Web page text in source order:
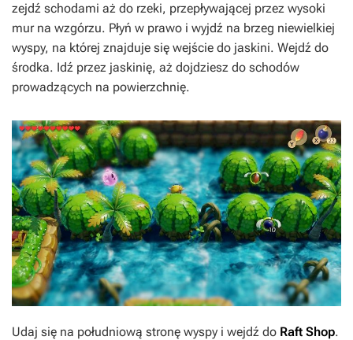
zejdź schodami aż do rzeki, przepływającej przez wysoki
mur na wzgórzu. Płyń w prawo i wyjdź na brzeg niewielkiej
wyspy, na której znajduje się wejście do jaskini. Wejdź do
środka. Idź przez jaskinię, aż dojdziesz do schodów
prowadzących na powierzchnię.
Udaj się na południową stronę wyspy i wejdź do Raft Shop.